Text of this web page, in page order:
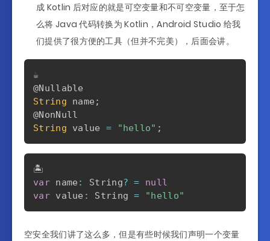
成 Kotlin 后对应的就是可空变量和不可空变量，至于怎
么将 Java 代码转换为 Kotlin，Android Studio 给我
们提供了很方便的工具（但并不完美），后面会讲。
@Nullable
String name ;
@NonNull
String value = "hello" ;
var name : String? =
null
var value : String = "hello"
空安全我们讲了这么多，但是有些时候我们声明一个变量